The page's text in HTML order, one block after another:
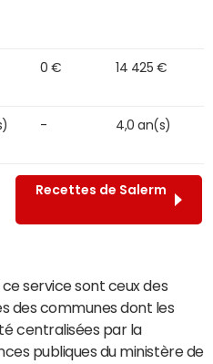
0 € 14 425 €
- 4,0 an(s)
Recettes de Salerm
service sont ceux des
des communes dont les
centralisées par la
publiques du ministère de